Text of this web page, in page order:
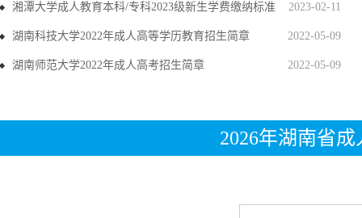
2023-02-11
湘潭大学成人教育本科/专科2023级新生学费缴纳标准
2022-05-09
湖南科技大学2022年成人高等学历教育招生简章
2022-05-09
湖南师范大学2022年成人高考招生简章
2026年湖南省